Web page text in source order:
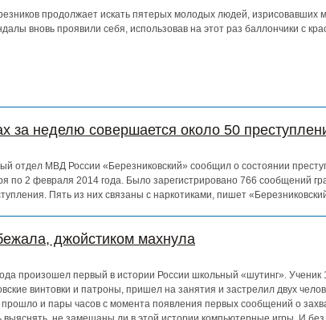
продолжает искать пятерых молодых людей, изрисовавших
вновь проявили себя, использовав на этот раз баллончики с
за неделю совершается около 50
отдел МВД России «Березниковский» сообщил о состоянии
по 2 февраля 2014 года. Было зарегистрировано 766 сообщений
Пять из них связаны с наркотиками, пишет
джойстиком махнула
произошел первый в истории России школьный «шутинг».
винтовки и патроны, пришел на занятия и застрелил двух
и пары часов с момента появления первых сообщений о